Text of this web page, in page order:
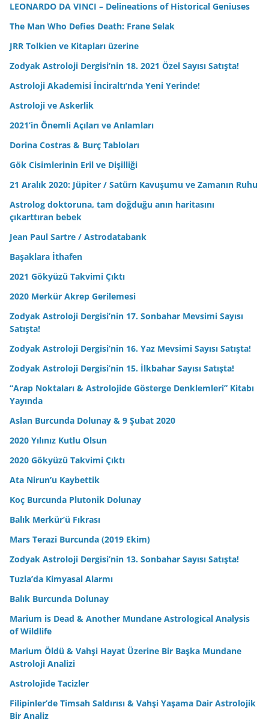
LEONARDO DA VINCI – Delineations of Historical Geniuses
The Man Who Defies Death: Frane Selak
JRR Tolkien ve Kitapları üzerine
Zodyak Astroloji Dergisi’nin 18. 2021 Özel Sayısı Satışta!
Astroloji Akademisi İnciraltı’nda Yeni Yerinde!
Astroloji ve Askerlik
2021’in Önemli Açıları ve Anlamları
Dorina Costras & Burç Tabloları
Gök Cisimlerinin Eril ve Dişilliği
21 Aralık 2020: Jüpiter / Satürn Kavuşumu ve Zamanın Ruhu
Astrolog doktoruna, tam doğduğu anın haritasını
çıkarttıran bebek
Jean Paul Sartre / Astrodatabank
Başaklara İthafen
2021 Gökyüzü Takvimi Çıktı
2020 Merkür Akrep Gerilemesi
Zodyak Astroloji Dergisi’nin 17. Sonbahar Mevsimi Sayısı
Satışta!
Zodyak Astroloji Dergisi’nin 16. Yaz Mevsimi Sayısı Satışta!
Zodyak Astroloji Dergisi’nin 15. İlkbahar Sayısı Satışta!
“Arap Noktaları & Astrolojide Gösterge Denklemleri” Kitabı
Yayında
Aslan Burcunda Dolunay & 9 Şubat 2020
2020 Yılınız Kutlu Olsun
2020 Gökyüzü Takvimi Çıktı
Ata Nirun’u Kaybettik
Koç Burcunda Plutonik Dolunay
Balık Merkür’ü Fıkrası
Mars Terazi Burcunda (2019 Ekim)
Zodyak Astroloji Dergisi’nin 13. Sonbahar Sayısı Satışta!
Tuzla’da Kimyasal Alarmı
Balık Burcunda Dolunay
Marium is Dead & Another Mundane Astrological Analysis
of Wildlife
Marium Öldü & Vahşi Hayat Üzerine Bir Başka Mundane
Astroloji Analizi
Astrolojide Tacizler
Filipinler’de Timsah Saldırısı & Vahşi Yaşama Dair Astrolojik
Bir Analiz